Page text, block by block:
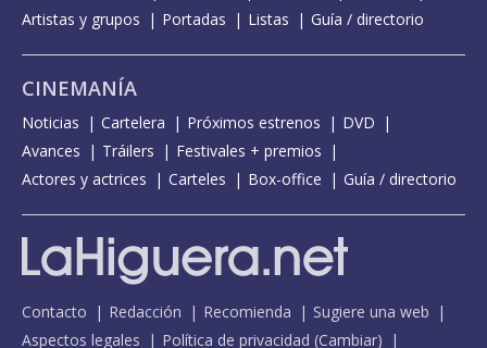
Artistas y grupos
Portadas Listas Guía / directorio
CINEMANÍA
Noticias Cartelera Próximos estrenos
DVD
Avances
Tráilers
Festivales + premios
Actores y actrices
Carteles Box-office Guía / directorio
Contacto Redacción Recomienda
Sugiere una web
Aspectos legales
Política de privacidad (Cambiar)